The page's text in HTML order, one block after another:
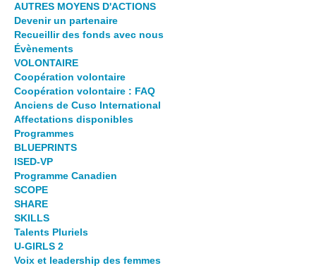
AUTRES MOYENS D'ACTIONS
Devenir un partenaire
Recueillir des fonds avec nous
Évènements
VOLONTAIRE
Coopération volontaire
Coopération volontaire : FAQ
Anciens de Cuso International
Affectations disponibles
Programmes
BLUEPRINTS
ISED-VP
Programme Canadien
SCOPE
SHARE
SKILLS
Talents Pluriels
U-GIRLS 2
Voix et leadership des femmes